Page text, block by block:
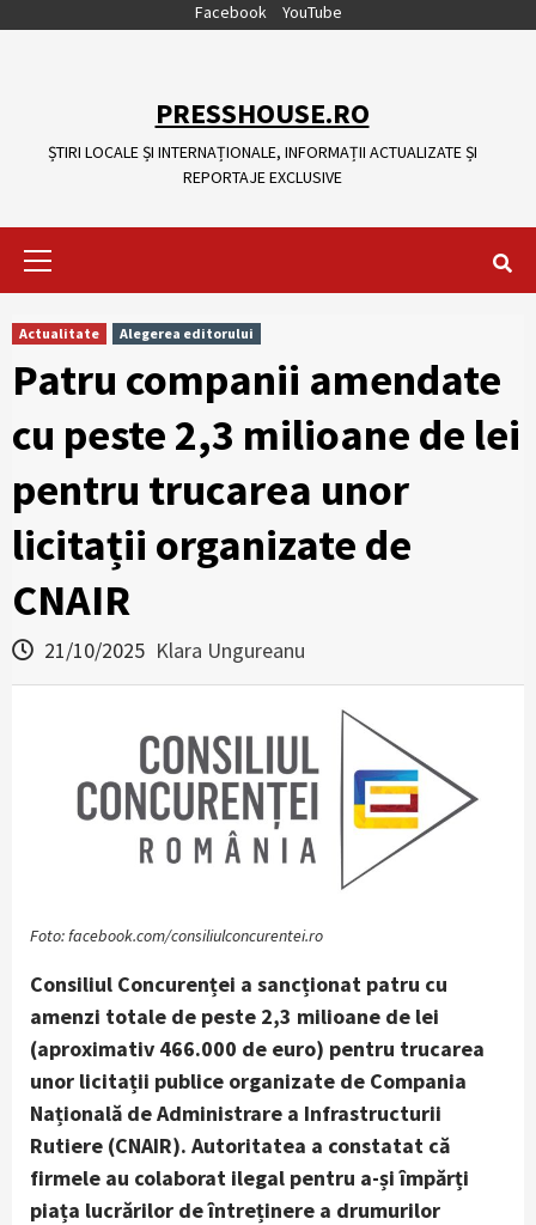
Facebook YouTube
PRESSHOUSE.RO
ȘTIRI LOCALE ȘI INTERNAȚIONALE, INFORMAȚII ACTUALIZATE ȘI
REPORTAJE EXCLUSIVE
Actualitate Alegerea editorului
Patru companii amendate
cu peste 2,3 milioane de lei
pentru trucarea unor
licitații organizate de
CNAIR
21/10/2025 Klara Ungureanu
Foto: facebook.com/consiliulconcurentei.ro
Consiliul Concurenței a sancționat patru cu
amenzi totale de peste 2,3 milioane de lei
(aproximativ 466.000 de euro) pentru trucarea
unor licitații publice organizate de Compania
Națională de Administrare a Infrastructurii
Rutiere (CNAIR). Autoritatea a constatat că
firmele au colaborat ilegal pentru a-și împărți
piața lucrărilor de întreținere a drumurilor